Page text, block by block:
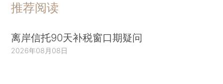
推荐阅读
离岸信托90天补税窗口期疑问
2026年08月08日